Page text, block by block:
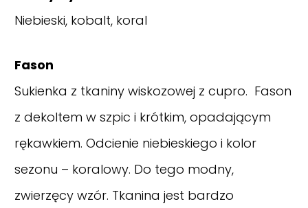
Niebieski, kobalt, koral
Fason
Sukienka z tkaniny wiskozowej z cupro. Fason
z dekoltem w szpic i krótkim, opadającym
rękawkiem. Odcienie niebieskiego i kolor
sezonu – koralowy. Do tego modny,
zwierzęcy wzór. Tkanina jest bardzo